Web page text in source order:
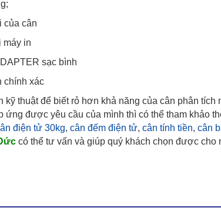
của cân
máy in
sạc bình
chính xác
kỹ thuật để biết rỏ hơn khả năng của cân phân tích
ứng được yêu cầu của mình thì có thể tham khảo
điện tử 30kg, cân đếm điện tử, cân tính tiền, cân
có thể tư vấn và giúp quý khách chọn được